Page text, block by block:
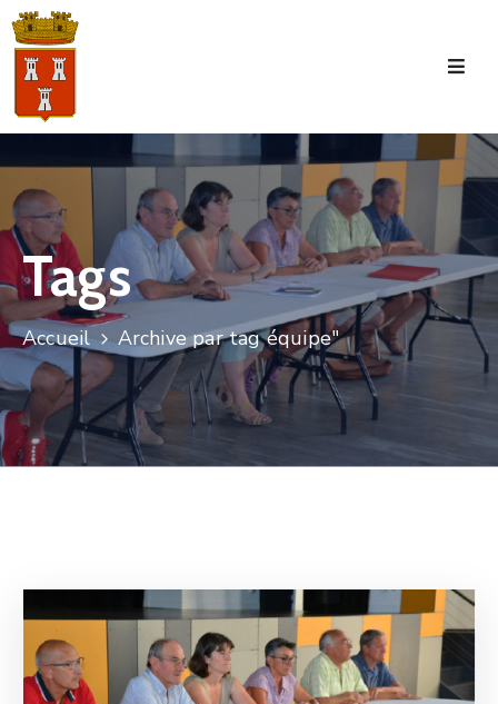
Accueil
Commune
Tourisme
Manifestations
Vie
Municipale
Services
Jeunesse
Tags
Accueil Archive par tag équipe"